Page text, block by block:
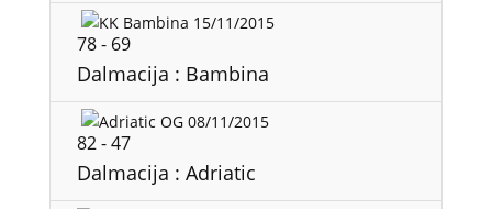
15/11/2015
78- 69
Dalmacija : Bambina
08/11/2015
82-47
Dalmacija : Adriatic